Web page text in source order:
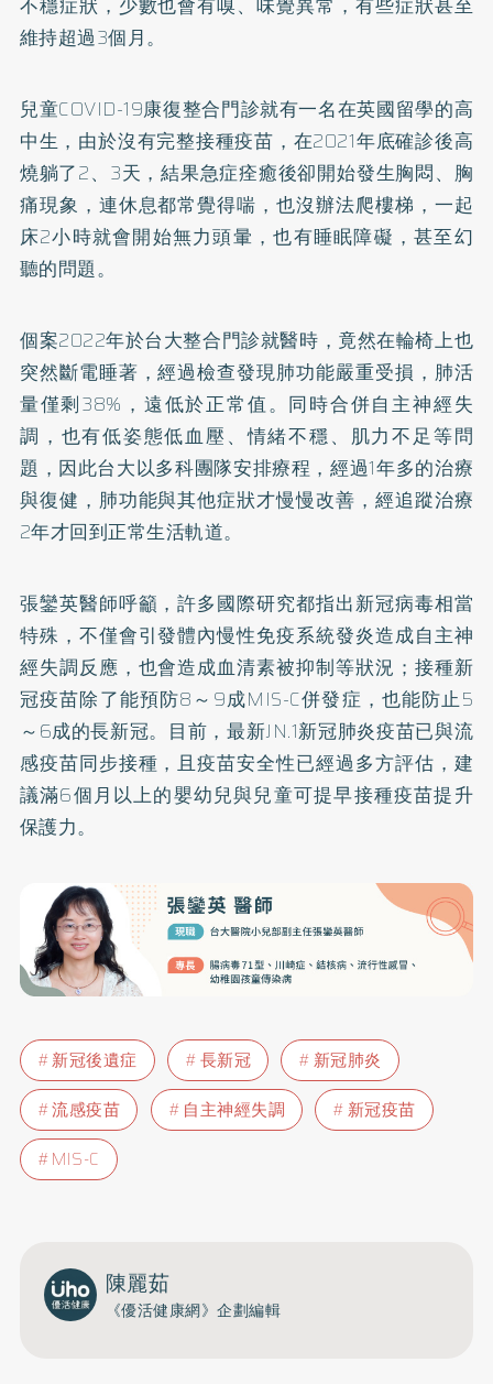
維持超過3個月。
兒童COVID-19康復整合門診就有一名在英國留學的高
中生，由於沒有完整接種疫苗，在2021年底確診後高
燒躺了2、3天，結果急症痊癒後卻開始發生胸悶、胸
痛現象，連休息都常覺得喘，也沒辦法爬樓梯，一起
床2小時就會開始無力頭暈，也有睡眠障礙，甚至幻
聽的問題。
個案2022年於台大整合門診就醫時，竟然在輪椅上也
突然斷電睡著，經過檢查發現肺功能嚴重受損，肺活
量僅剩38%，遠低於正常值。同時合併自主神經失
調，也有低姿態低血壓、情緒不穩、肌力不足等問
題，因此台大以多科團隊安排療程，經過1年多的治療
與復健，肺功能與其他症狀才慢慢改善，經追蹤治療
2年才回到正常生活軌道。
張鑾英醫師呼籲，許多國際研究都指出新冠病毒相當
特殊，不僅會引發體內慢性免疫系統發炎造成自主神
經失調反應，也會造成血清素被抑制等狀況；接種新
冠疫苗除了能預防8～9成MIS-C併發症，也能防止5
～6成的長新冠。目前，最新JN.1新冠肺炎疫苗已與流
感疫苗同步接種，且疫苗安全性已經過多方評估，建
議滿6個月以上的嬰幼兒與兒童可提早接種疫苗提升
保護力。
新冠後遺症 長新冠
新冠肺炎
流感疫苗
自主神經失調
新冠疫苗
MIS-C
陳麗茹
《優活健康網》企劃編輯